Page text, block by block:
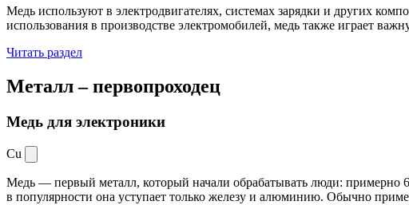
Медь используют в электродвигателях, системах зарядки и других
использования в производстве электромобилей, медь также играет
Читать раздел
Металл –первопроходец
Медь для электроники
Cu
Медь — первый металл, который начали обрабатывать люди: примерно
в популярности она уступает только железу и алюминию. Обычно